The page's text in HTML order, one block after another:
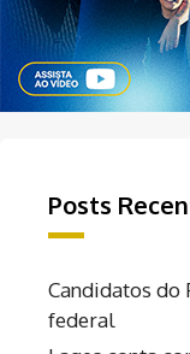
Posts
Candidatos do
federal